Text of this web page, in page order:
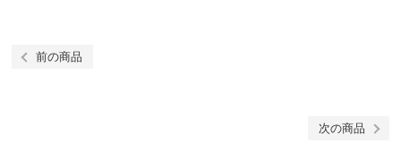
前の商品
次の商品